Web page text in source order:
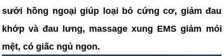
sưởi hồng ngoại giúp loại bỏ cứng cơ, giảm đau
khớp và đau lưng, massage xung EMS giảm mỏi
mệt, có giấc ngủ ngon.